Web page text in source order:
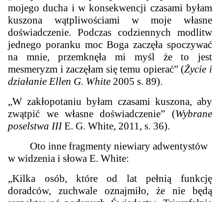
mojego ducha i w konsekwencji czasami byłam
kuszona wątpliwościami w moje własne
doświadczenie. Podczas codziennych modlitw
jednego poranku moc Boga zaczęła spoczywać
na mnie, przemknęła mi myśl że to jest
mesmeryzm i zaczęłam się temu opierać” (Życie i
działanie Ellen G. White 2005 s. 89).
„W zakłopotaniu byłam czasami kuszona, aby
zwątpić we własne doświadczenie” (Wybrane
poselstwa IIIE. G. White, 2011, s. 36).
Oto inne fragmenty niewiary adwentystów
w widzenia i słowa E. White:
„Kilka osób, które od lat pełnią funkcję
doradców, zuchwale oznajmiło, że nie będą